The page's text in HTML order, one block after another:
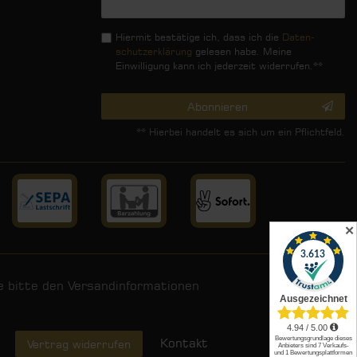
✕
Hiermit bestätige ich, dass ich die Daten­
schutz­erklärung gelesen habe. Meine
Einwilligung kann ich jederzeit widerrufen.**
Abonnieren
** Hierbei handelt es sich um ein Pflichtfeld.
bitte den Versandinformationen
Vertrag widerrufen Kontakt